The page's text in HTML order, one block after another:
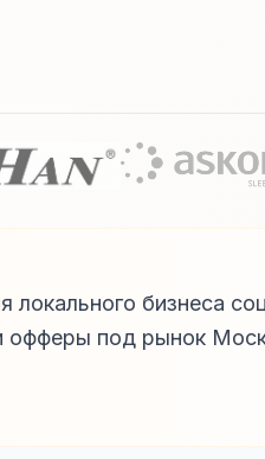
бизнеса
офферы под рынок